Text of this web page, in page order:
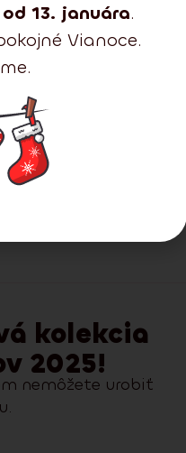
210 cm
Pridať do košíka
kolekcia
2025!
nemôžete urobiť
13. januára.
Vianoce.